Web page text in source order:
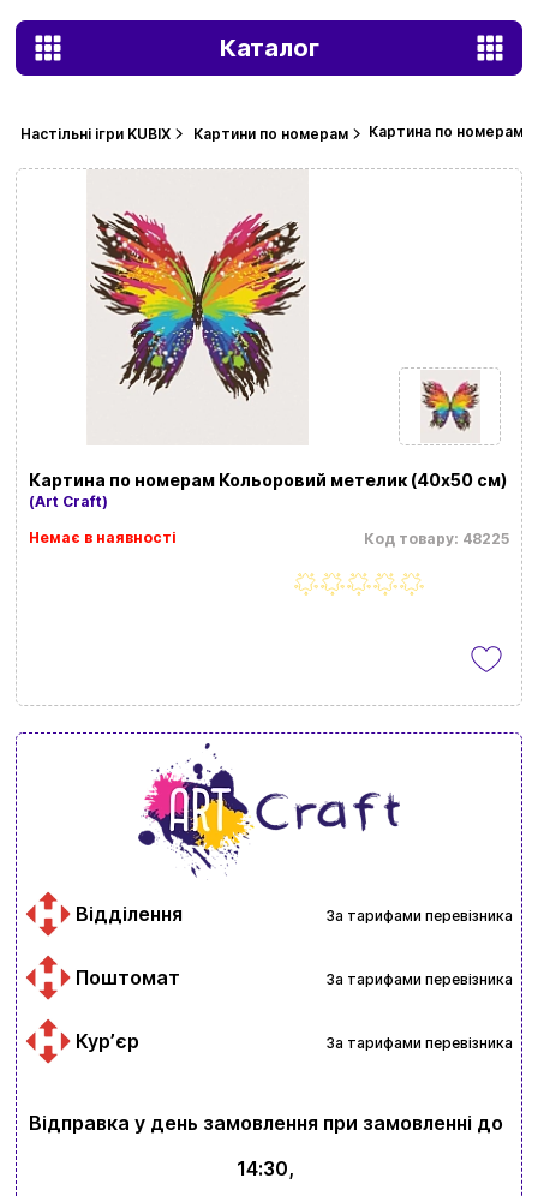
Каталог
Настільні ігри KUBIX Картини по номерам Картина по номерам
Картина по номерам Кольоровий метелик (40х50 см)
(Art Craft)
Код товару: 48225
Немає в наявності
Відділення За тарифами перевізника
Поштомат За тарифами перевізника
Курʼєр За тарифами перевізника
Відправка у день замовлення при замовленні до
14:30,